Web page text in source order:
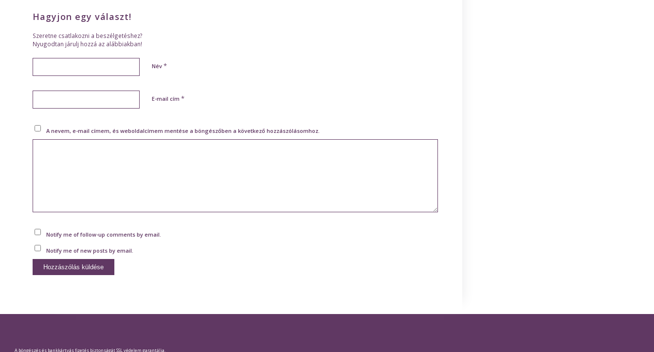
Hagyjon egy választ!
Szeretne csatlakozni a beszélgetéshez?
Nyugodtan járulj hozzá az alábbiakban!
Név *
E-mail cím *
A nevem, e-mail címem, és weboldalcímem mentése a böngészőben a következő hozzászólásomhoz.
Notify me of follow-up comments by email.
Notify me of new posts by email.
A böngészés és bankkártyás fizetés biztonságát SSL védelem garantálja.